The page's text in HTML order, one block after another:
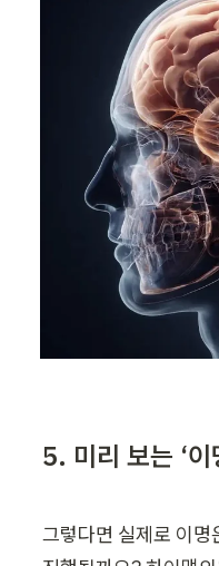
5. 미리 보는 ‘이
그렇다면 실제로 이명